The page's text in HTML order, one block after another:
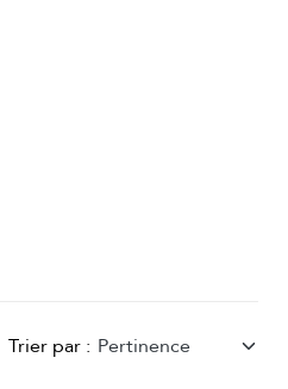
Trier par : Pertinence